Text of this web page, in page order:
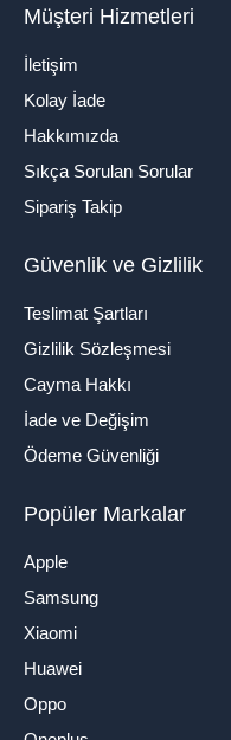
Müşteri Hizmetleri
İletişim
Kolay İade
Hakkımızda
Sıkça Sorulan Sorular
Sipariş Takip
Güvenlik ve Gizlilik
Teslimat Şartları
Gizlilik Sözleşmesi
Cayma Hakkı
İade ve Değişim
Ödeme Güvenliği
Popüler Markalar
Apple
Samsung
Xiaomi
Huawei
Oppo